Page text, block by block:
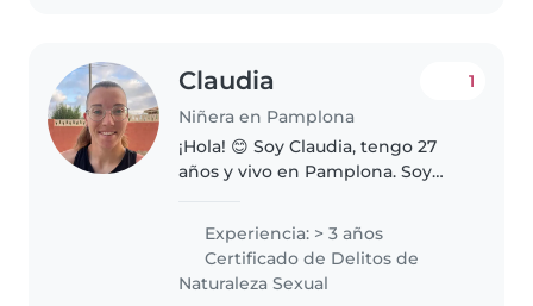
Claudia
Niñera en Pamplona
1
¡Hola! 😊 Soy Claudia, tengo 27
años y vivo en Pamplona. Soy
entrenadora de fútbol y
futbolista, por lo que estoy muy
acostumbrada a cuidar,
Experiencia: > 3 años
Certificado de Delitos de
Naturaleza Sexual